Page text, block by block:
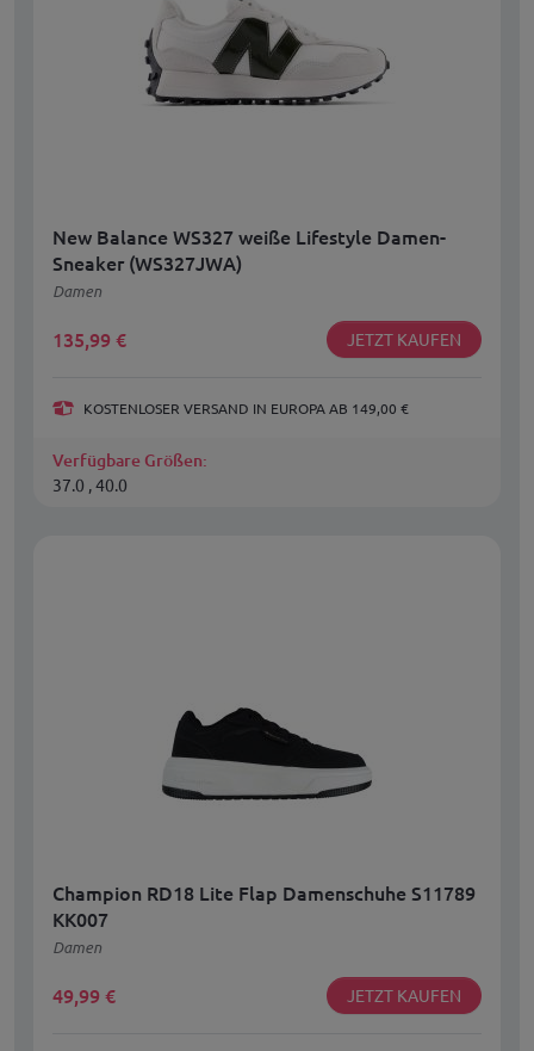
New Balance WS327 weiße Lifestyle Damen-
Sneaker (WS327JWA)
Damen
135,99 € JETZT KAUFEN
KOSTENLOSER VERSAND IN EUROPA AB 149,00 €
Verfügbare Größen:
37.0 , 40.0
Champion RD18 Lite Flap Damenschuhe S11789
KK007
Damen
49,99 € JETZT KAUFEN